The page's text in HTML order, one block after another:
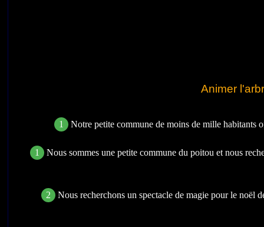
Animer
1 Notre petite commune de moins de mille habitants
1 Nous sommes une petite commune du poitou et nous
2 Nous recherchons un spectacle de magie pour le noël